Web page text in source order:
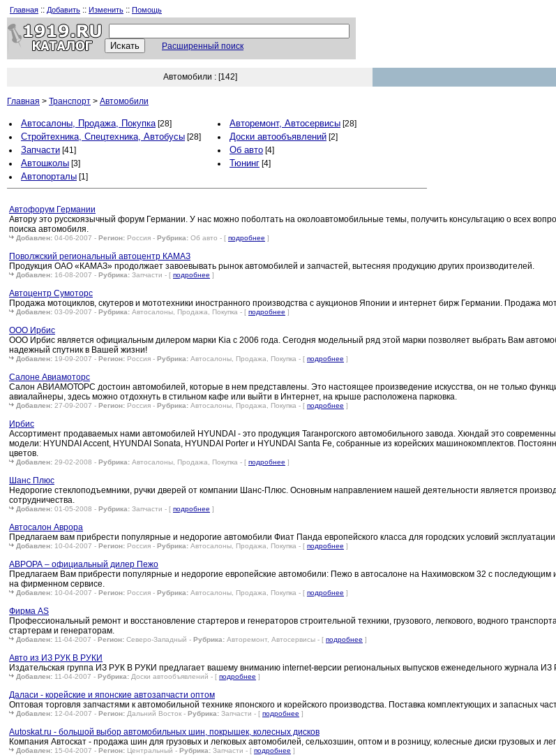
Главная :: Добавить :: Изменить :: Помощь
Расширенный поиск
Автомобили : [142]
Главная > Транспорт > Автомобили
Автосалоны, Продажа, Покупка[28] Авторемонт, Автосервисы [28]
Стройтехника, Спецтехника, Автобусы [28] Доски автообъявлений [2]
Запчасти [41] Об авто [4]
Автошколы [3] Тюнинг [4]
Автопорталы [1]
Автофорум Германии
Автору это русскоязычный форум Германии. У нас можно поболтать на околоавтомобильные темы, получить консультацию о всех
поиска автомобиля.
Добавлен: 04-06-2007 - Регион: Россия - Рубрика: Об авто - [ подробнее ]
Поволжский региональный автоцентр КАМАЗ
Продукция ОАО «КАМАЗ» продолжает завоевывать рынок автомобилей и запчастей, вытесняя продукцию других производителей.
Добавлен: 16-08-2007 - Рубрика: Запчасти - [ подробнее ]
Автоцентр Сумоторс
Продажа мотоциклов, скутеров и мототехники иностранного производства с аукционов Японии и интернет бирж Германии. Продажа
Добавлен: 03-09-2007 - Рубрика: Автосалоны, Продажа, Покупка - [ подробнее ]
ООО Ирбис
ООО Ирбис является официальным дилером марки Kia с 2006 года. Сегодня модельный ряд этой марки позволяет выбрать Вам
надежный спутник в Вашей жизни!
Добавлен: 19-09-2007 - Регион: Россия - Рубрика: Автосалоны, Продажа, Покупка - [ подробнее ]
Салоне Авиамоторс
Салон АВИАМОТОРС достоин автомобилей, которые в нем представлены. Это настоящее произведение искусства, он не только
авиалайнеры, здесь можно отдохнуть в стильном кафе или выйти в Интернет, на крыше расположена парковка.
Добавлен: 27-09-2007 - Регион: Россия - Рубрика: Автосалоны, Продажа, Покупка - [ подробнее ]
Ирбис
Ассортимент продаваемых нами автомобилей HYUNDAI - это продукция Таганрогского автомобильного завода. Хюндай это
модели: HYUNDAI Accent, HYUNDAI Sonata, HYUNDAI Porter и HYUNDAI Santa Fe, собранные из корейских машинокомплектов.
цветов.
Добавлен: 29-02-2008 - Рубрика: Автосалоны, Продажа, Покупка - [ подробнее ]
Шанс Плюс
Недорогие стеклоподъемники, ручки дверей от компании Шанс-Плюс. Основным направлением нашей деятельности является
сотрудничества.
Добавлен: 01-05-2008 - Рубрика: Запчасти - [ подробнее ]
Автосалон Аврора
Предлагаем вам прибрести популярные и недорогие автомобили Фиат Панда европейского класса для городских условий
Добавлен: 10-04-2007 - Регион: Россия - Рубрика: Автосалоны, Продажа, Покупка - [ подробнее ]
АВРОРА – официальный дилер Пежо
Предлагаем Вам прибрести популярные и недорогие европейские автомобили: Пежо в автосалоне на Нахимовском 32 с
на фирменном сервисе.
Добавлен: 10-04-2007 - Регион: Россия - Рубрика: Автосалоны, Продажа, Покупка - [ подробнее ]
Фирма AS
Профессиональный ремонт и восстановление стартеров и генераторов строительной техники, грузового, легкового, водного
стартерам и генераторам.
Добавлен: 11-04-2007 - Регион: Северо-Западный - Рубрика: Авторемонт, Автосервисы - [ подробнее ]
Авто из ИЗ РУК В РУКИ
Издательская группа ИЗ РУК В РУКИ предлагает вашему вниманию internet-версии региональных выпусков еженедельного журнала
Добавлен: 11-04-2007 - Рубрика: Доски автообъявлений - [ подробнее ]
Даласи - корейские и японские автозапчасти оптом
Оптовая торговля запчастями к автомобильной технике японского и корейского производства. Поставка комплектующих и запасных
Добавлен: 12-04-2007 - Регион: Дальний Восток - Рубрика: Запчасти - [ подробнее ]
Autoskat.ru - большой выбор автомобильных шин, покрышек, колесных дисков
Компания Автоскат - продажа шин для грузовых и легковых автомобилей, сельхозшин, оптом и в розницу, колесные диски грузовых и
Добавлен: 15-04-2007 - Регион: Центральный - Рубрика: Запчасти - [ подробнее ]